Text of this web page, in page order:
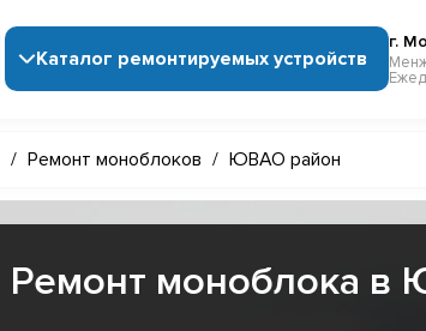
Каталог ремонтируемых устройств
г.
/ Ремонт моноблоков / ЮВАО район
Ремонт моноблока в